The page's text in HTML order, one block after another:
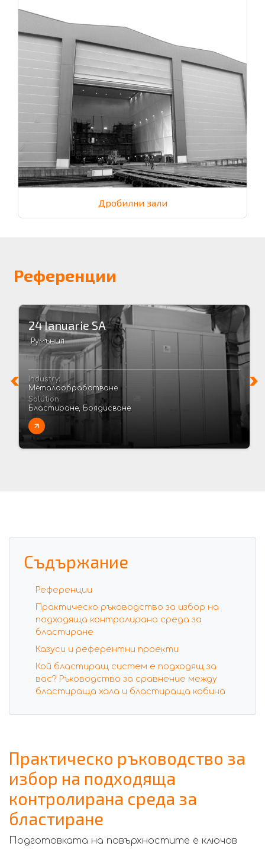
Дробилни зали
Референции
24 Ianuarie SA
Румъния
Industry:
Металообработване
Solution:
Бластиране, Боядисване
Съдържание
Референции
Практическо ръководство за избор на
подходяща контролирана среда за
бластиране
Казуси и референтни проекти
Кой бластиращ систем е подходящ за
вас? Ръководство за сравнение между
бластираща хала и бластираща кабина
Практическо ръководство за
избор на подходяща
контролирана среда за
бластиране
Подготовката на повърхностите е ключов